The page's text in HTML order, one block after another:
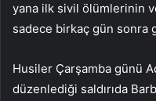
yana ilk sivil ölümlerinin
sadece birkaç gün sonra
Husiler Çarşamba günü
düzenlediği saldırıda